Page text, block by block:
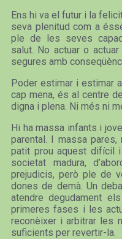
Ens hi va el futur i la
seva plenitud com a
ple de les seves
salut. No actuar o
segures amb
Poder estimar i estimar
cap mena, és al centre
digna i plena. Ni més ni
Hi ha massa infants i
parental. I massa
patit prou aquest difícil
societat madura,
prejudicis, però ple de
dones de demà. Un
atendre degudament
primeres fases i les
reconèixer i arbitrar les
suficients per revertir-la.